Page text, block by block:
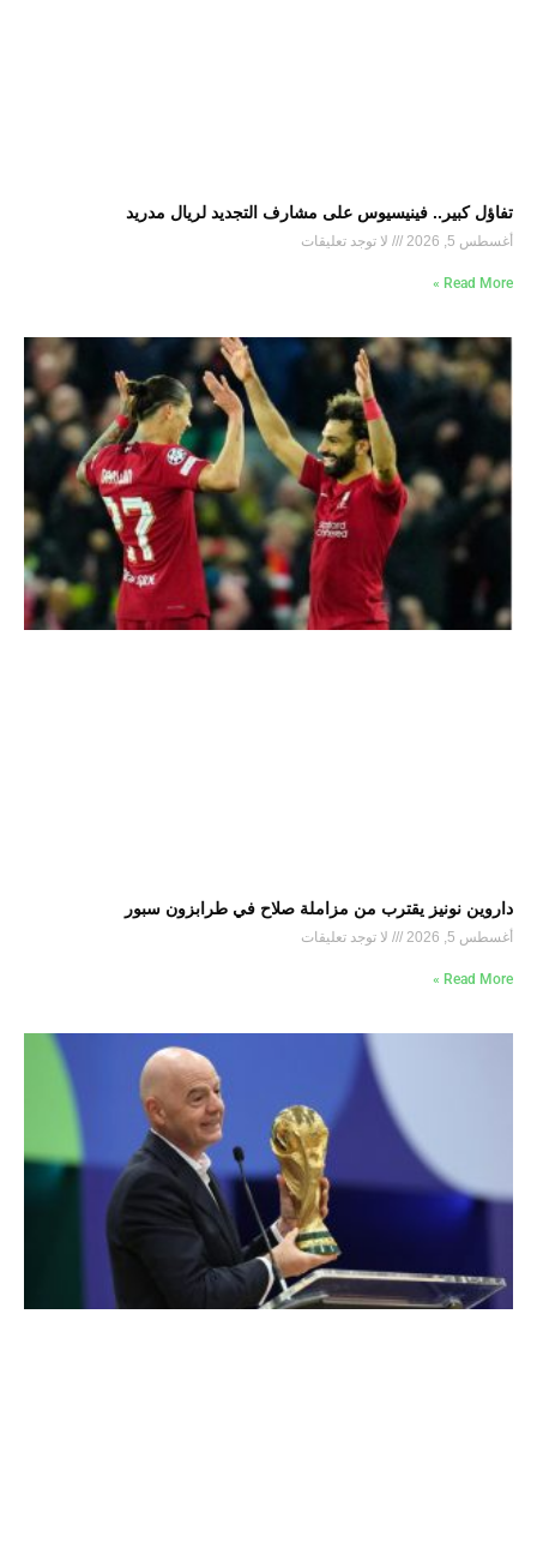
تفاؤل كبير.. فينيسيوس على مشارف التجديد لريال مدريد
أغسطس 5, 2026 لا توجد تعليقات
Read More »
داروين نونيز يقترب من مزاملة صلاح في طرابزون سبور
أغسطس 5, 2026 لا توجد تعليقات
Read More »